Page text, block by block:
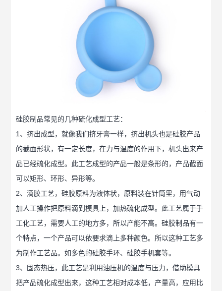
硅胶制品常见的几种硫化成型工艺：
1、挤出成型，就像我们挤牙膏一样，挤出机头也是硅胶产品
的截面形状，有一定长度，在力与温度的作用下，机头出来产
品已经硫化成型。此工艺成型的产品一般是条形的，产品截面
可以矩形、环形、异形等。
2、滴胶工艺，硅胶原料为液体状，原料装在针筒里，用气动
加人工操作把原料滴到模具上，加热硫化成型。此工艺属于手
工化工艺，需要人工的地方多，所以产能不高。硅胶制品有一
个特点，一个产品可以依要求滴上多种颜色。所以这种工艺多
为制作工艺品。如多色的硅胶手环、硅胶手机套等。
3、固态热压，此工艺是利用油压机的温度与压力，借助模具
把产品硫化成型出来，这种工艺相对成本低，产量高，应用比